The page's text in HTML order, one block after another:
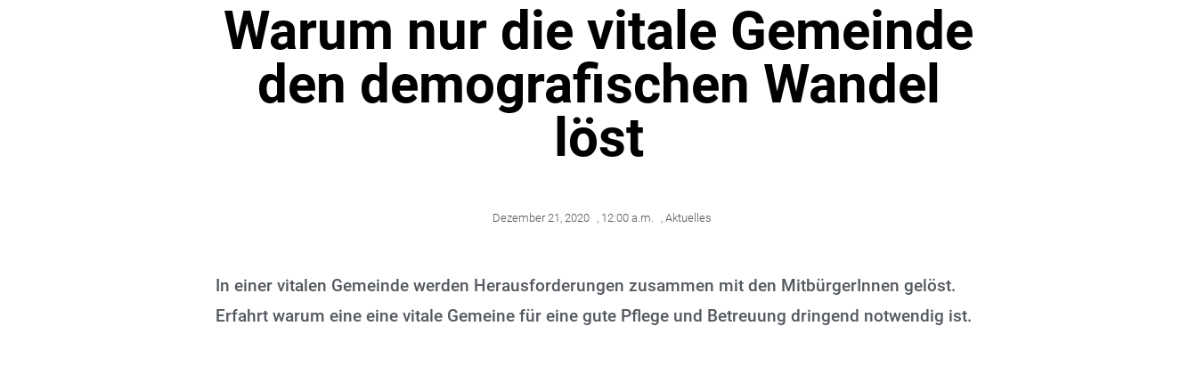
Warum nur die vitale Gemeinde
den demografischen Wandel
löst
Dezember 21, 2020 12:00 a.m. Aktuelles
In einer vitalen Gemeinde werden Herausforderungen zusammen mit den MitbürgerInnen gelöst.
Erfahrt warum eine eine vitale Gemeine für eine gute Pflege und Betreuung dringend notwendig ist.